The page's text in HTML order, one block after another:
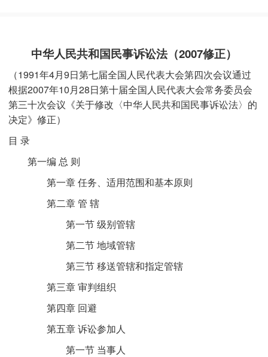
中华人民共和国民事诉讼法（2007修正）
（1991年4月9日第七届全国人民代表大会第四次会议通过
根据2007年10月28日第十届全国人民代表大会常务委员会
第三十次会议《关于修改〈中华人民共和国民事诉讼法〉的
决定》修正）
目 录
第一编 总 则
第一章 任务、适用范围和基本原则
第二章 管 辖
第一节 级别管辖
第二节 地域管辖
第三节 移送管辖和指定管辖
第三章 审判组织
第四章 回避
第五章 诉讼参加人
第一节 当事人